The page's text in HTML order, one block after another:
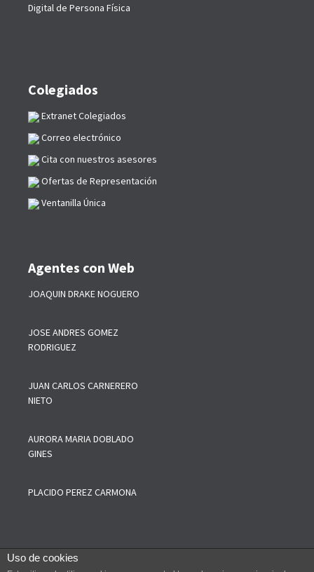
Digital de Persona Física
Colegiados
Extranet Colegiados
Correo electrónico
Cita con nuestros asesores
Ofertas de Representación
Ventanilla Única
Agentes con Web
JOAQUIN DRAKE NOGUERO
JOSE ANDRES GOMEZ
RODRIGUEZ
JUAN CARLOS CARNERERO
NIETO
AURORA MARIA DOBLADO
GINES
PLACIDO PEREZ CARMONA
Uso de cookies